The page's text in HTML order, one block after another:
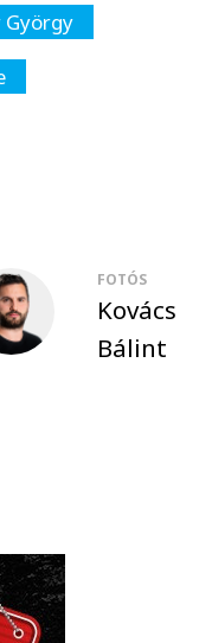
György
FOTÓS
Kovács
Bálint